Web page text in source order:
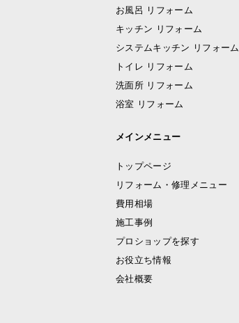
お風呂 リフォーム
キッチン リフォーム
システムキッチン リフォーム
トイレ リフォーム
洗面所 リフォーム
浴室 リフォーム
メインメニュー
トップページ
リフォーム・修理メニュー
費用相場
施工事例
プロショップを探す
お役立ち情報
会社概要